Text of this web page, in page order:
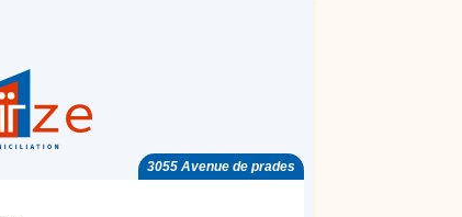
3055 Avenue de prades